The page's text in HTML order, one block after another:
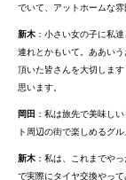
でいて、アットホームな
新木 ：小さい女の子に私
連れとかもいて。ああい
頂いた皆さんを大切しま
思います。
岡田 ：私は旅先で美味し
ト周辺の街で楽しめるグ
新木 ：私は、これまでや
で実際にタイヤ交換やって